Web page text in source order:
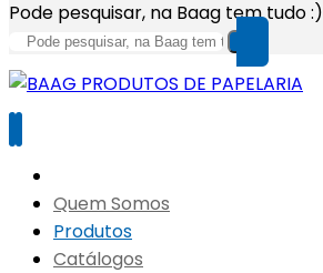
Pode pesquisar, na Baag tem tudo :)
Quem Somos
Produtos
Catálogos